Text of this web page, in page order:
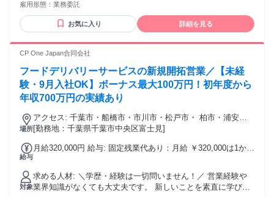
な方 【歓迎条件】 ・BtoBマーケティングの基礎知識 ・電話
営業／インサイドセールスのご経験 ・ビジネスメールのご経
験 ・法人営業のご経験（特にメディア広告営業） ・CRM（顧
活かし、提案・企画にも前向きに取り組みたい方 ・明るく丁
雇用形態： 業務委託
お気に入り 詳細を見る
CP One Japan合同会社
フードデリバリーサービスの新規開拓営業／【未経
験・9月入社OK】ボーナス最大100万円！初年度から
年収700万円の実績あり
場所
アクセス: 千葉市・船橋市・市川市・松戸市・ 柏市・浦安
市・習志野市などを 含む千葉県内で、 配属先を決定します。
行います。 ★基本は担当エリアへの直行直帰です。 ★必要に
[勤務地：千葉県千葉市中央区富士見]
給与
月給320,000円 給与: 固定残業代あり：月給 ￥320,000は1か月
間を超える残業代は追加で支給する。 月給320,000円～ ※月
給には固定残業代75,150円（35時間相当分）を含みます。
※35時間を超える時間外労働については、 超過分の残業代を
対象
求める人材: ＼学歴・経験は一切問いません！／ 営業経験や
業界知識がなくても大丈夫です。 新しいことを素直に学び、